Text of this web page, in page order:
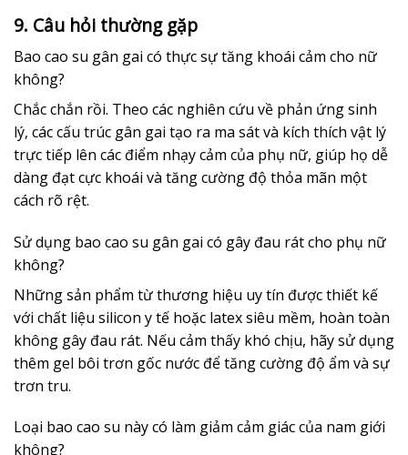
9. Câu hỏi thường gặp
Bao cao su gân gai có thực sự tăng khoái cảm cho nữ
không?
Chắc chắn rồi. Theo các nghiên cứu về phản ứng sinh
lý, các cấu trúc gân gai tạo ra ma sát và kích thích vật lý
trực tiếp lên các điểm nhạy cảm của phụ nữ, giúp họ dễ
dàng đạt cực khoái và tăng cường độ thỏa mãn một
cách rõ rệt.
Sử dụng bao cao su gân gai có gây đau rát cho phụ nữ
không?
Những sản phẩm từ thương hiệu uy tín được thiết kế
với chất liệu silicon y tế hoặc latex siêu mềm, hoàn toàn
không gây đau rát. Nếu cảm thấy khó chịu, hãy sử dụng
thêm gel bôi trơn gốc nước để tăng cường độ ẩm và sự
trơn tru.
Loại bao cao su này có làm giảm cảm giác của nam giới
không?